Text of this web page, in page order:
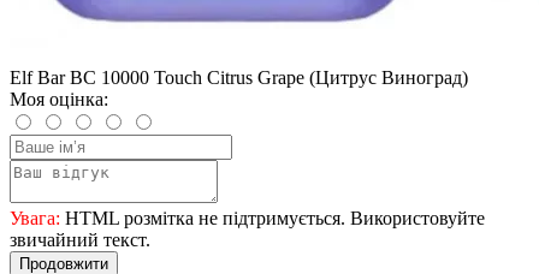
Elf Bar BC 10000 Touch Citrus Grape (Цитрус Виноград)
Моя оцінка:
Увага: HTML розмітка не підтримується. Використовуйте
звичайний текст.
Продовжити